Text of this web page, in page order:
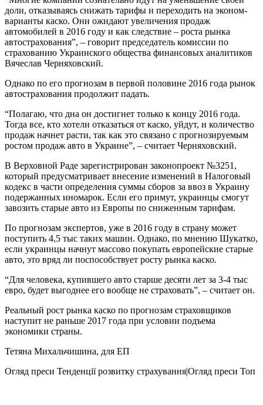
доли, отказываясь снижать тарифы и переходить на эконом-
варианты каско. Они ожидают увеличения продаж
автомобилей в 2016 году и как следствие – роста рынка
автострахования”, – говорит председатель комиссии по
страхованию Украинского общества финансовых аналитиков
Вячеслав Черняховский.
Однако по его прогнозам в первой половине 2016 года рынок
автострахования продолжит падать.
“Полагаю, что дна он достигнет только к концу 2016 года.
Тогда все, кто хотели отказаться от каско, уйдут, и количество
продаж начнет расти, так как это связано с прогнозируемым
ростом продаж авто в Украине”, – считает Черняховский.
В Верховной Раде зарегистрирован законопроект №3251,
который предусматривает внесение изменений в Налоговый
кодекс в части определения суммы сборов за ввоз в Украину
подержанных иномарок. Если его примут, украинцы смогут
завозить старые авто из Европы по сниженным тарифам.
По прогнозам экспертов, уже в 2016 году в страну может
поступить 4,5 тыс таких машин. Однако, по мнению Шукатко,
если украинцы начнут массово покупать европейские старые
авто, это вряд ли поспособствует росту рынка каско.
“Для человека, купившего авто старше десяти лет за 3-4 тыс
евро, будет выгоднее его вообще не страховать”, – считает он.
Реальный рост рынка каско по прогнозам страховщиков
наступит не раньше 2017 года при условии подъема
экономики страны.
Тетяна Михальчишина, для ЕП
Огляд преси Тенденції розвитку страхування|Огляд преси Топ